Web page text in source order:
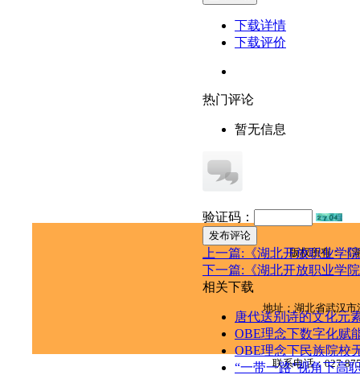
下载详情
下载评价
热门评论
暂无信息
验证码：
发布评论
上一篇:《湖北开放职业学
下一篇:《湖北开放职业学
相关下载
唐代送别诗的文化元
OBE理念下数字化赋
OBE理念下民族院校
“一带一路”视角下高
版权所有：《
地址：湖北省武汉
联系电话：027-